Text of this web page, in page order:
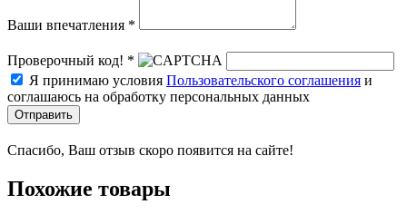
Ваши впечатления *
Проверочный код! *
Я принимаю условия Пользовательского соглашения и
соглашаюсь на обработку персональных данных
Отправить
Спасибо, Ваш отзыв скоро появится на сайте!
Похожие товары